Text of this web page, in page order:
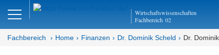
Wirtschaftswissenschaften
Fachbereich 02
DE Close
Fachbereich Home Finanzen Dr. Dominik Scheld Dr.